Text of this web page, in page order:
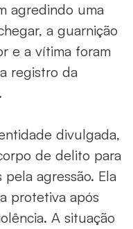
agredindo uma
a guarnição
e a vítima foram
registro da
divulgada,
de delito para
agressão. Ela
protetiva após
A situação